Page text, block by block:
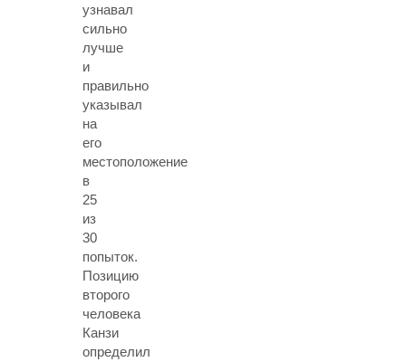
узнавал
сильно
лучше
и
правильно
указывал
на
его
местоположение
в
25
из
30
попыток.
Позицию
второго
человека
Канзи
определил